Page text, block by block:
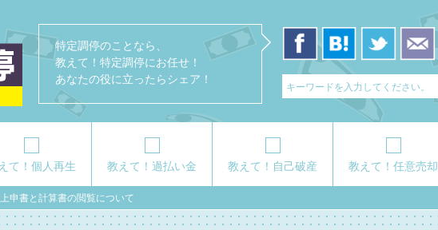
特定調停のことなら、
教えて！特定調停にお任せ！
あなたの役に立ったらシェア！
て！個人再生 教えて！過払い金 教えて！自己破産 教えて！任意売却
申書と計算書の閲覧について